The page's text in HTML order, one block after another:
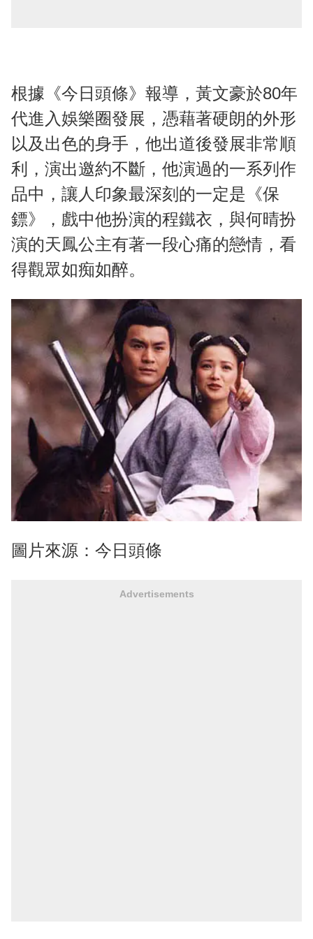
根據《今日頭條》報導，黃文豪於80年
代進入娛樂圈發展，憑藉著硬朗的外形
以及出色的身手，他出道後發展非常順
利，演出邀約不斷，他演過的一系列作
品中，讓人印象最深刻的一定是《保
鏢》，戲中他扮演的程鐵衣，與何晴扮
演的天鳳公主有著一段心痛的戀情，看
得觀眾如痴如醉。
圖片來源：今日頭條
Advertisements